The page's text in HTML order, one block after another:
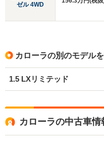
ゼル 4WD
カローラの別のモデル
1.5 LXリミテッド
カローラの中古車情